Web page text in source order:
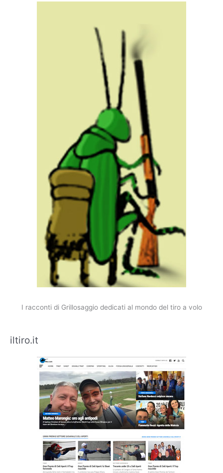
I racconti di Grillosaggio dedicati al mondo del tiro a volo
iltiro.it